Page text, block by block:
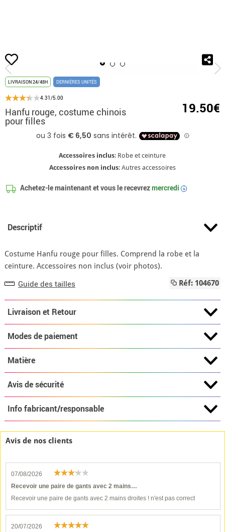
Accueil Hanfu rouge, costume chinois
LIVRAISON 24/48H DERNIÈRES UNITÉS
4.31/5.00
Hanfu rouge, costume chinois
pour filles
19.50€
Accessoires inclus: Robe et ceinture
Accessoires non inclus: Autres accessoires
Achetez-le maintenant et vous le recevrezmercredi i
Descriptif
Costume Hanfu rouge pour filles. Comprend la robe et la
ceinture. Accessoires non inclus (voir photos).
Guide des tailles Réf: 104670
Livraison et Retour
Modes de paiement
Matière
Avis de sécurité
Info fabricant/responsable
Avis de nos clients
07/08/2026
Recevoir une paire de gants avec 2 mains…
Recevoir une paire de gants avec 2 mains droites ! n'est pas correct
20/07/2026